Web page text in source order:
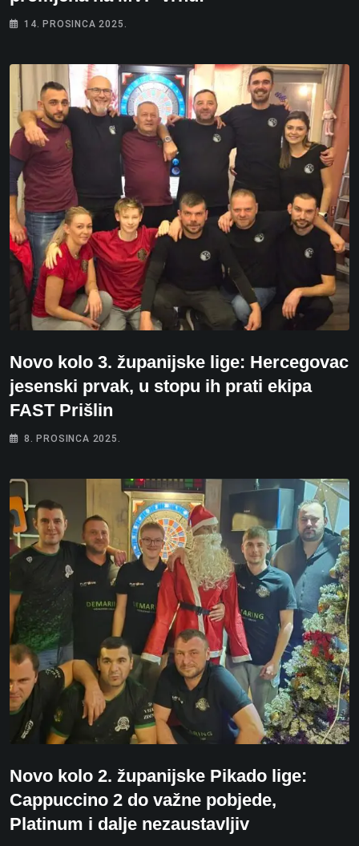
14. PROSINCA 2025.
Novo kolo 3. županijske lige: Hercegovac
jesenski prvak, u stopu ih prati ekipa
FAST Prišlin
8. PROSINCA 2025.
Novo kolo 2. županijske Pikado lige:
Cappuccino 2 do važne pobjede,
Platinum i dalje nezaustavljiv